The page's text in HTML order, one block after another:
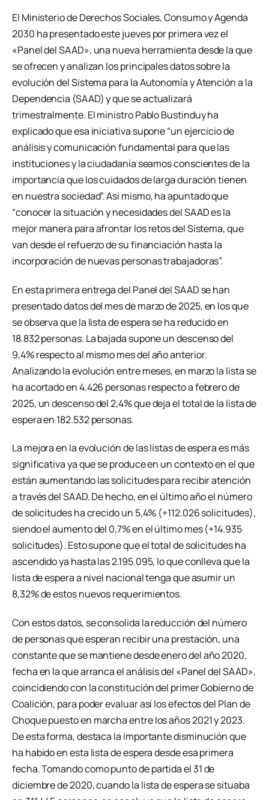
El Ministerio de Derechos Sociales, Consumo y Agenda
2030 ha presentado este jueves por primera vez el
«Panel del SAAD», una nueva herramienta desde la que
se ofrecen y analizan los principales datos sobre la
evolución del Sistema para la Autonomía y Atención a la
Dependencia (SAAD) y que se actualizará
trimestralmente. El ministro Pablo Bustinduy ha
explicado que esa iniciativa supone “un ejercicio de
análisis y comunicación fundamental para que las
instituciones y la ciudadanía seamos conscientes de la
importancia que los cuidados de larga duración tienen
en nuestra sociedad”. Así mismo, ha apuntado que
“conocer la situación y necesidades del SAAD es la
mejor manera para afrontar los retos del Sistema, que
van desde el refuerzo de su financiación hasta la
incorporación de nuevas personas trabajadoras”.
En esta primera entrega del Panel del SAAD se han
presentado datos del mes de marzo de 2025, en los que
se observa que la lista de espera se ha reducido en
18.832 personas. La bajada supone un descenso del
9,4% respecto al mismo mes del año anterior.
Analizando la evolución entre meses, en marzo la lista se
ha acortado en 4.426 personas respecto a febrero de
2025, un descenso del 2,4% que deja el total de la lista de
espera en 182.532 personas.
La mejora en la evolución de las listas de espera es más
significativa ya que se produce en un contexto en el que
están aumentando las solicitudes para recibir atención
a través del SAAD. De hecho, en el último año el número
de solicitudes ha crecido un 5,4% (+112.026 solicitudes),
siendo el aumento del 0,7% en el último mes (+14.935
solicitudes). Esto supone que el total de solicitudes ha
ascendido ya hasta las 2.195.095, lo que conlleva que la
lista de espera a nivel nacional tenga que asumir un
8,32% de estos nuevos requerimientos.
Con estos datos, se consolida la reducción del número
de personas que esperan recibir una prestación, una
constante que se mantiene desde enero del año 2020,
fecha en la que arranca el análisis del «Panel del SAAD»,
coincidiendo con la constitución del primer Gobierno de
Coalición, para poder evaluar así los efectos del Plan de
Choque puesto en marcha entre los años 2021 y 2023.
De esta forma, destaca la importante disminución que
ha habido en esta lista de espera desde esa primera
fecha. Tomando como punto de partida el 31 de
diciembre de 2020, cuando la lista de espera se situaba